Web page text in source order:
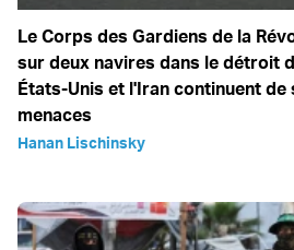
Le Corps des Gardiens de la
sur deux navires dans le détroit
États-Unis et l'Iran continuent de
menaces
Hanan Lischinsky